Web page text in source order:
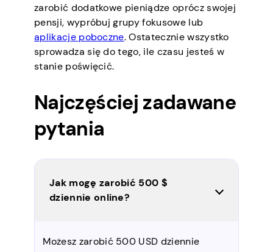
zarobić dodatkowe pieniądze oprócz swojej
pensji, wypróbuj grupy fokusowe lub
aplikacje poboczne. Ostatecznie wszystko
sprowadza się do tego, ile czasu jesteś w
stanie poświęcić.
Najczęściej zadawane
pytania
Jak mogę zarobić 500 $
dziennie online?
Możesz zarobić 500 USD dziennie